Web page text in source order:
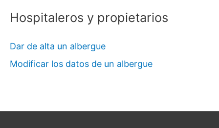
Hospitaleros y propietarios
Dar de alta un albergue
Modificar los datos de un albergue